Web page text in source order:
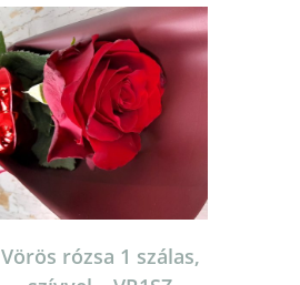
Vörös rózsa 1 szálas,